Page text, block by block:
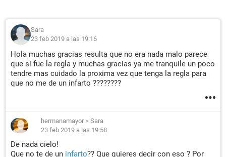
Sara
23 feb 2019 a las 19:16
Hola muchas gracias resulta que no era nada malo parece
que si fue la regla y muchas gracias ya me tranquile un poco
tendre mas cuidado la proxima vez que tenga la regla para
que no me de un infarto ????????
hermanamayor > Sara
23 feb 2019 a las 19:58
De nada cielo!
Que no te de un infarto?? Que quieres decir con eso ? Por